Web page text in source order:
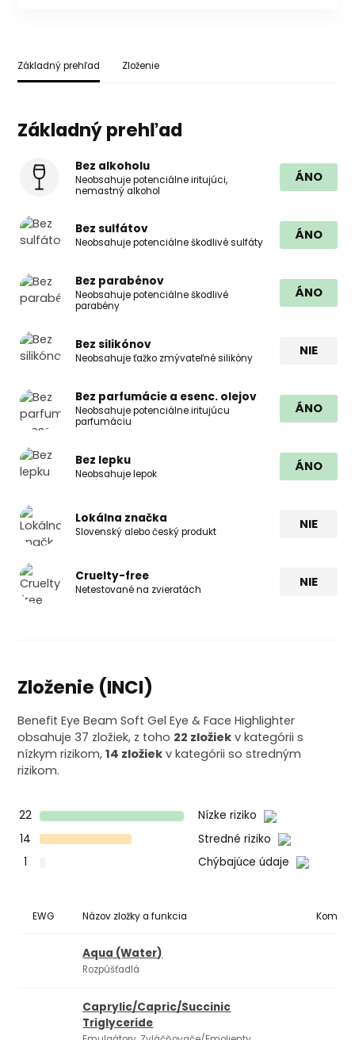
Základný prehľad Zloženie
Základný prehľad
Bez alkoholu
Neobsahuje potenciálne iritujúci,
nemastný alkohol
ÁNO
Bez sulfátov
Neobsahuje potenciálne škodlivé sulfáty
ÁNO
Bez parabénov
Neobsahuje potenciálne škodlivé
parabény
ÁNO
Bez silikónov
Neobsahuje ťažko zmývateľné silikóny
NIE
Bez parfumácie a esenc. olejov
Neobsahuje potenciálne iritujúcu
parfumáciu
ÁNO
Bez lepku
Neobsahuje lepok
ÁNO
Lokálna značka
Slovenský alebo český produkt
NIE
Cruelty-free
Netestované na zvieratách
NIE
Zloženie (INCI)
Benefit Eye Beam Soft Gel Eye & Face Highlighter
obsahuje 37 zložiek, z toho 22 zložiek v kategórii s
nízkym rizikom,14 zložiek v kategórii so stredným
rizikom.
22
Nízke riziko
14
Stredné riziko
1
Chýbajúce údaje
EWG Názov zložky a funkcia
Aqua (Water)
Rozpúšťadlá
Caprylic/Capric/Succinic
Triglyceride